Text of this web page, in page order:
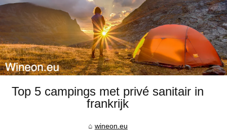
Top 5 campings met privé sanitair in
frankrijk
wineon.eu